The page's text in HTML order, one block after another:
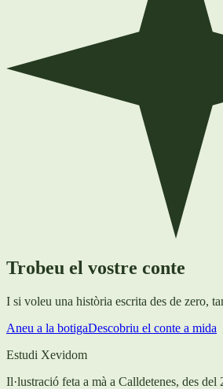
Trobeu el vostre conte
I si voleu una història escrita des de zero,
Aneu a la botigaDescobriu el conte a mida
Estudi Xevidom
Il·lustració feta a mà a Calldetenes, des del